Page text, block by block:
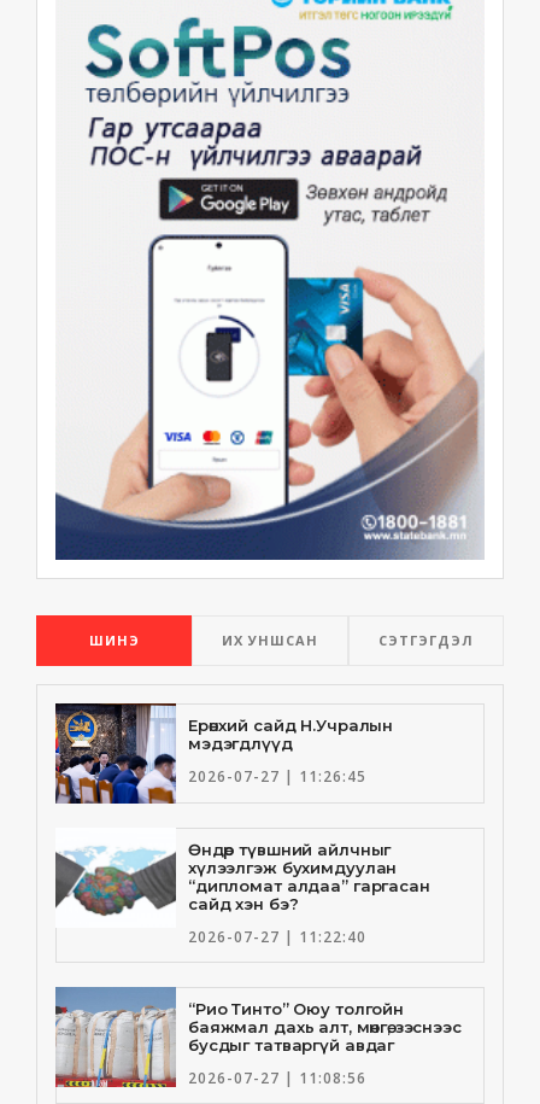
ШИНЭ ИХ УНШСАН СЭТГЭГДЭЛ
Ерөнхий сайд Н.Учралын
мэдэгдлүүд
2026-07-27 | 11:26:45
Өндөр түвшний айлчныг
хүлээлгэж бухимдуулан
“дипломат алдаа” гаргасан
сайд хэн бэ?
2026-07-27 | 11:22:40
“Рио Тинто” Оюу толгойн
баяжмал дахь алт, мөнгө, зэснээс
бусдыг татваргүй авдаг
2026-07-27 | 11:08:56